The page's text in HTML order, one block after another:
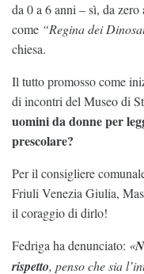
da 0 a 6 anni – sì, da
come “Regina dei
chiesa.
Il tutto promosso come
di incontri del Museo di
uomini da donne per
prescolare?
Per il consigliere
Friuli Venezia Giulia,
il coraggio di dirlo!
Fedriga ha denunciato: «
rispetto, penso che sia